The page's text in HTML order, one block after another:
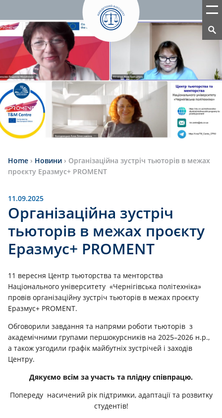
Home › Новини › Організаційна зустріч тьюторів в межах
проєкту Еразмус+ PROMENT
11.09.2025
Організаційна зустріч
тьюторів в межах проєкту
Еразмус+ PROMENT
11 вересня Центр тьюторства та менторства
Національного університету «Чернігівська політехніка»
провів організаційну зустріч тьюторів в межах проєкту
Еразмус+ PROMENT.
Обговорили завдання та напрями роботи тьюторів з
академічними групами першокурсників на 2025–2026 н.р.,
а також узгодили графік майбутніх зустрічей і заходів
Центру.
Дякуємо всім за участь та плідну співпрацю.
Попереду насичений рік підтримки, адаптації та розвитку
студентів!